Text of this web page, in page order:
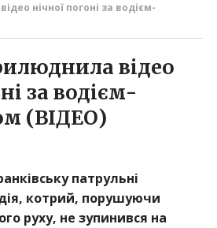
нічної погоні за водієм-
відео
за водієм-
(ВІДЕО)
патрульні
котрий, порушуючи
руху, не зупинився на